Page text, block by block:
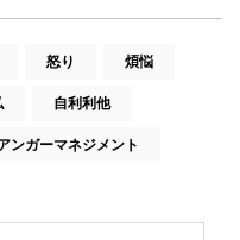
怒り 煩悩
自利利他
ンガーマネジメント